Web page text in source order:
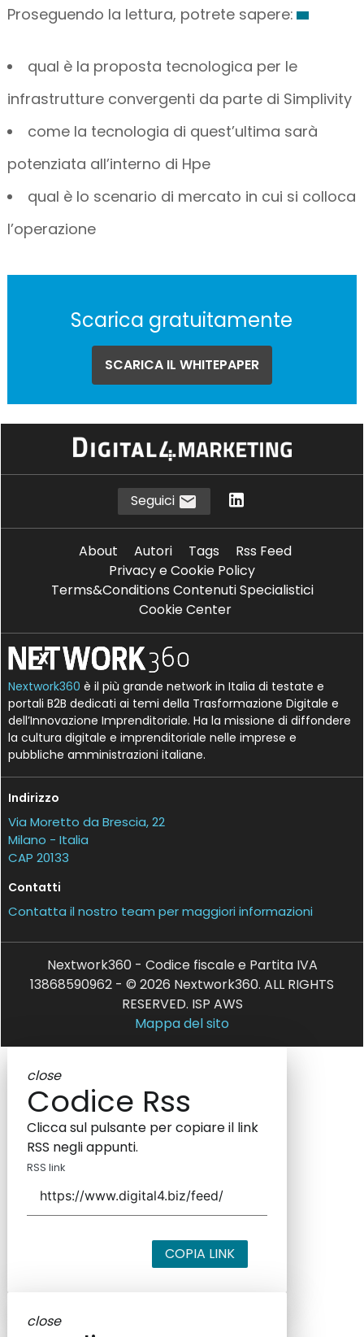
Proseguendo la lettura, potrete sapere:
qual è la proposta tecnologica per le
infrastrutture convergenti da parte di Simplivity
come la tecnologia di quest’ultima sarà
potenziata all’interno di Hpe
qual è lo scenario di mercato in cui si colloca
l’operazione
Scarica gratuitamente
SCARICA IL WHITEPAPER
Seguici
About Autori Tags
Rss Feed
Privacy e Cookie Policy
Terms&Conditions Contenuti Specialistici
Cookie Center
Nextwork360 è il più grande network in Italia di testate e
portali B2B dedicati ai temi della Trasformazione Digitale e
dell’Innovazione Imprenditoriale. Ha la missione di diffondere
la cultura digitale e imprenditoriale nelle imprese e
pubbliche amministrazioni italiane.
Indirizzo
Via Moretto da Brescia, 22
Milano - Italia
CAP 20133
Contatti
Contatta il nostro team per maggiori informazioni
Nextwork360 - Codice fiscale e Partita IVA
13868590962 - © 2026 Nextwork360. ALL RIGHTS
RESERVED. ISP AWS
Mappa del sito
close
Codice Rss
Clicca sul pulsante per copiare il link
RSS negli appunti.
RSS link
COPIA LINK
close